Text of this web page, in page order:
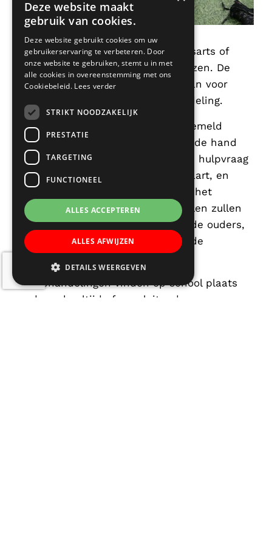
Kinderen kunnen ook door de huisarts of
specialist naar ons worden verwezen. De
ouders melden het kind bij ons aan voor
kinderfysiotherapeutische behandeling.
Ieder kind dat bij ons wordt aangemeld
wordt uitgebreid onderzocht. Aan de hand
van de onderzoeksgegevens en de hulpvraag
brengen we de problematiek in kaart, en
bespreken we met de ouders wat het
behandelplan en de behandeldoelen zullen
zijn. We brengen, na overleg met de ouders,
verslag uit naar de leerkracht en de
huisarts/specialist.
De behandelingen vinden op school plaats
onder schooltijd of aansluitend aan
Deze website maakt
gebruik van cookies.
Deze website gebruikt cookies om uw
gebruikerservaring te verbeteren. Door
onze website te gebruiken, stemt u in met
alle cookies in overeenstemming met ons
Cookiebeleid. Lees verder
STRIKT NOODZAKELIJK
PRESTATIE
TARGETING
FUNCTIONEEL
ALLES ACCEPTEREN
ALLES AFWIJZEN
DETAILS WEERGEVEN